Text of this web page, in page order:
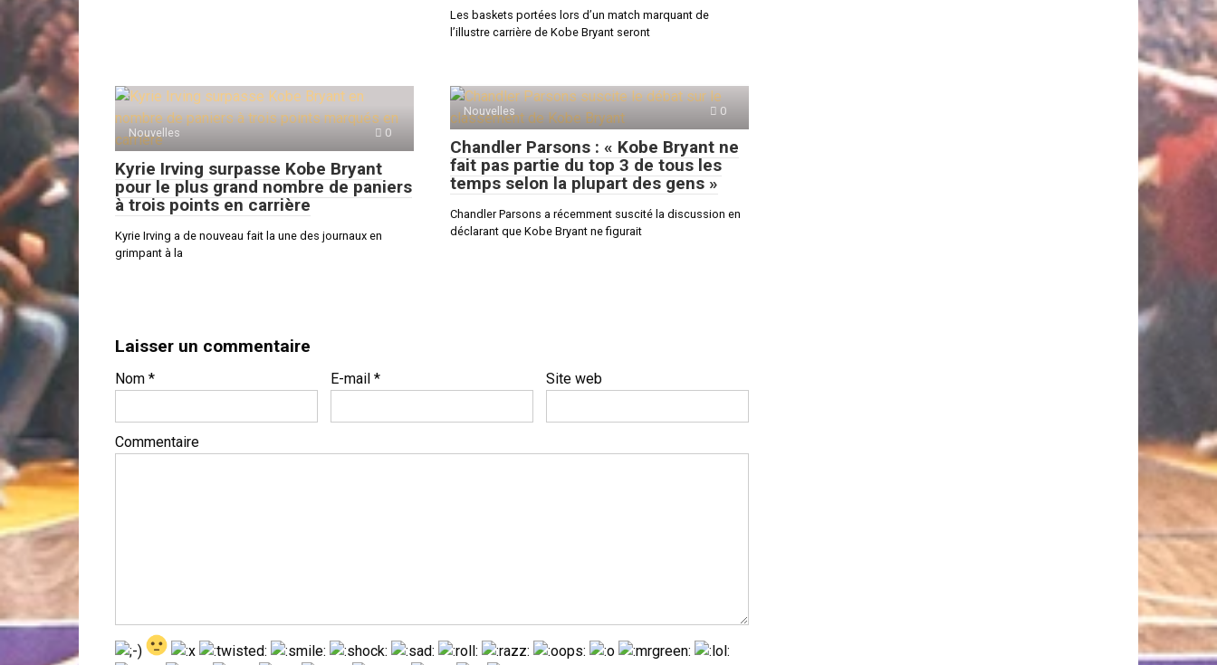
Les baskets portées lors d’un match marquant de
l’illustre carrière de Kobe Bryant seront
Nouvelles 0
Kyrie Irving surpasse Kobe Bryant
pour le plus grand nombre de paniers
à trois points en carrière
Kyrie Irving a de nouveau fait la une des journaux en
grimpant à la
Nouvelles 0
Chandler Parsons : « Kobe Bryant ne
fait pas partie du top 3 de tous les
temps selon la plupart des gens »
Chandler Parsons a récemment suscité la discussion en
déclarant que Kobe Bryant ne figurait
Laisser un commentaire
Nom * E-mail * Site web
Commentaire